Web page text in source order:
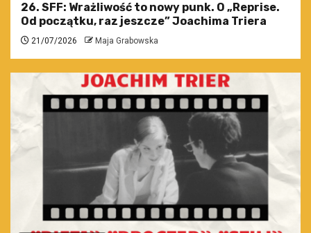
26. SFF: Wrażliwość to nowy punk. O „Reprise.
Od początku, raz jeszcze” Joachima Triera
21/07/2026 Maja Grabowska